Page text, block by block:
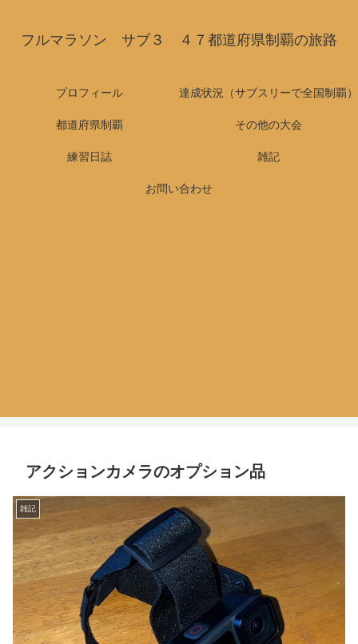
フルマラソン サブ３ ４７都道府県制覇の旅路
プロフィール 達成状況（サブスリーで全国制覇）
都道府県制覇 その他の大会
練習日誌 雑記
お問い合わせ
アクションカメラのオプション品
雑記